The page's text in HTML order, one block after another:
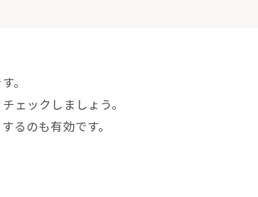
。
ェックしましょう。
るのも有効です。